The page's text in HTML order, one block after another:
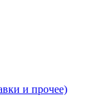
и прочее)